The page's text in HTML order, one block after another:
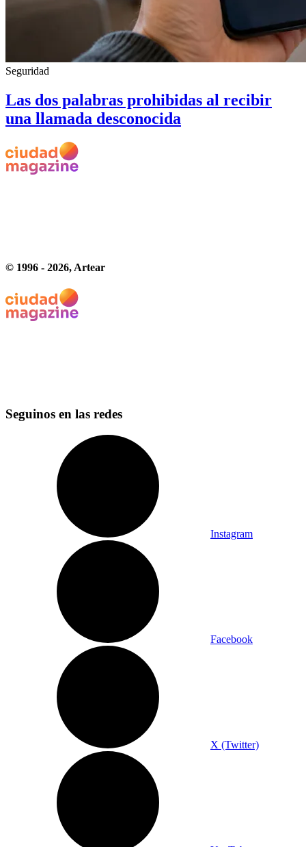
Seguridad
Las dos palabras prohibidas al recibir
una llamada desconocida
© 1996 - 2026, Artear
Seguinos en las redes
Instagram
Facebook
X (Twitter)